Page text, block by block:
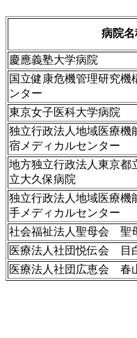
病院名
慶應義塾大学病院
国立健康危機管理研究
ンター
東京女子医科大学病院
独立行政法人地域医療
宿メディカルセンター
地方独立行政法人東京
立大久保病院
独立行政法人地域医療
手メディカルセンター
社会福祉法人聖母会 聖
医療法人社団悦伝会 目
医療法人社団広恵会 春